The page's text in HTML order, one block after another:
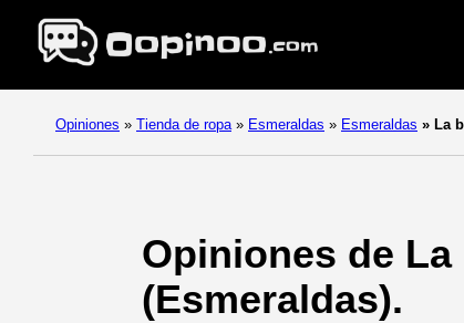
Opiniones » Tienda de ropa » Esmeraldas » Esmeraldas » La
Opiniones de La
(Esmeraldas).